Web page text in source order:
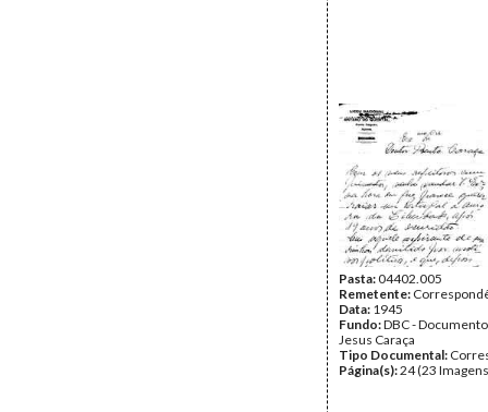
Pasta:04402.005
Remetente:
Data: 1945
Fundo:DBC -
Jesus Caraça
Tipo Documental:
Página(s):24 (23